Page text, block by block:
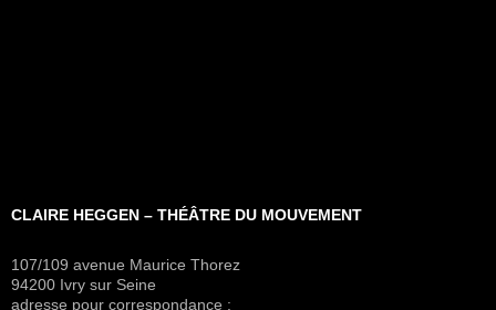
CLAIRE HEGGEN – THÉÂTRE DU MOUVEMENT
107/109 avenue Maurice Thorez
94200 Ivry sur Seine
adresse pour correspondance :